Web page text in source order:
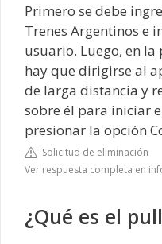
Primero se debe
Trenes Argentinos e
usuario. Luego, en
hay que dirigirse al
de larga distancia y
sobre él para iniciar
presionar la opción
Solicitud de eliminación
Ver respuesta completa en
¿Qué es el